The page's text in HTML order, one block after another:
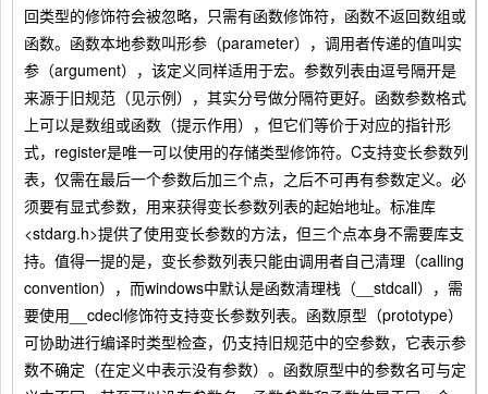
回类型的修饰符会被忽略，只需有函数修饰符，函数不返回数组或
函数。函数本地参数叫形参（parameter），调用者传递的值叫实
参（argument），该定义同样适用于宏。参数列表由逗号隔开是
来源于旧规范（见示例），其实分号做分隔符更好。函数参数格式
上可以是数组或函数（提示作用），但它们等价于对应的指针形
式，register是唯一可以使用的存储类型修饰符。C支持变长参数列
表，仅需在最后一个参数后加三个点，之后不可再有参数定义。必
须要有显式参数，用来获得变长参数列表的起始地址。标准库
<stdarg.h>提供了使用变长参数的方法，但三个点本身不需要库支
持。值得一提的是，变长参数列表只能由调用者自己清理（calling
convention），而windows中默认是函数清理栈（__stdcall），需
要使用__cdecl修饰符支持变长参数列表。函数原型（prototype）
可协助进行编译时类型检查，仍支持旧规范中的空参数，它表示参
数不确定（在定义中表示没有参数）。函数原型中的参数名可与定